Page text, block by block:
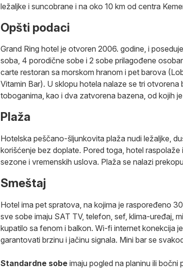
ležaljke i suncobrane i na oko 10 km od centra
Opšti podaci
Grand Ring hotel je otvoren 2006. godine, i
soba, 4 porodične sobe i 2 sobe prilagođene
carte restoran sa morskom hranom i pet barova
Vitamin Bar). U sklopu hotela nalaze se tri otvorena
toboganima, kao i dva zatvorena bazena, od kojih
Plaža
Hotelska peščano-šljunkovita plaža nudi ležaljke,
korišćenje bez doplate. Pored toga, hotel
sezone i vremenskih uslova. Plaža se nalazi
Smeštaj
Hotel ima pet spratova, na kojima je raspoređeno
sve sobe imaju SAT TV, telefon, sef, klima-uređaj,
kupatilo sa fenom i balkon. Wi-fi internet konekcija
garantovati brzinu i jačinu signala. Mini bar se
Standardne sobe imaju pogled na planinu ili bočni